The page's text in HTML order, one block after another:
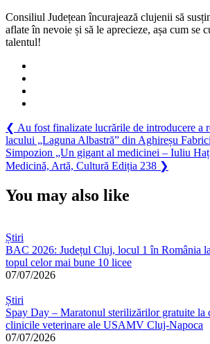
Consiliul Județean încurajează clujenii să
aflate în nevoie și să le aprecieze, așa cum se
talentul!
Navigare
în
articole
❮ Previous
Post:
Au fost finalizate lucrările de introducere a
lacului „Laguna Albastră” din Aghireșu Fabrici
Next
Post:
Simpozion „Un gigant al medicinei – Iuliu
Medicină, Artă, Cultură Ediția 238 ❯
You may also like
Știri
BAC 2026: Județul Cluj, locul 1 în România
topul celor mai bune 10 licee
07/07/2026
Știri
Spay Day – Maratonul sterilizărilor gratuite la
clinicile veterinare ale USAMV Cluj-Napoca
07/07/2026